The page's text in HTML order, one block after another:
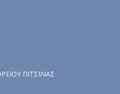
ΠΙΤΣΙΛΙΑΣ